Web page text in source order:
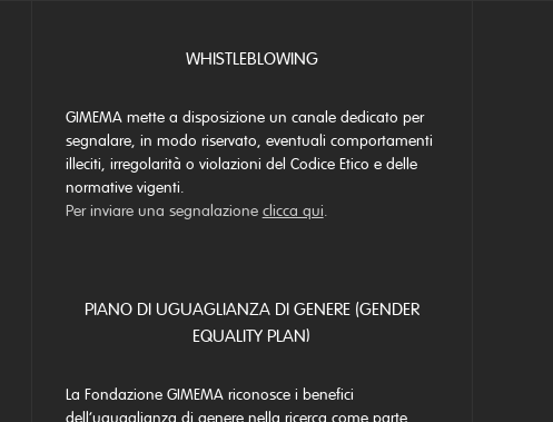
WHISTLEBLOWING
GIMEMA mette a disposizione un canale dedicato per
segnalare, in modo riservato, eventuali comportamenti
illeciti, irregolarità o violazioni del Codice Etico e delle
normative vigenti.
Per inviare una segnalazione clicca qui.
PIANO DI UGUAGLIANZA DI GENERE (GENDER
EQUALITY PLAN)
La Fondazione GIMEMA riconosce i benefici